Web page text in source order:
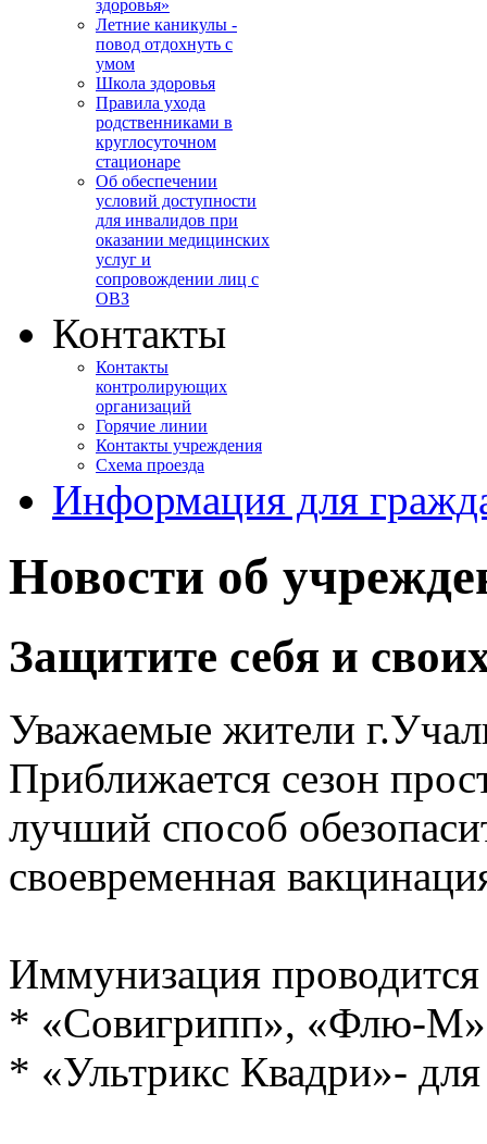
здоровья»
Летние каникулы -
повод отдохнуть с
умом
Школа здоровья
Правила ухода
родственниками в
круглосуточном
стационаре
Об обеспечении
условий доступности
для инвалидов при
оказании медицинских
услуг и
сопровождении лиц с
ОВЗ
Контакты
Контакты
контролирующих
организаций
Горячие линии
Контакты учреждения
Схема проезда
Информация для
Новости об
Защитите себя и
Уважаемые жители
Приближается сезон
лучший способ
своевременная
Иммунизация
* «Совигрипп», «Флю-М»
* «Ультрикс Квадри»-